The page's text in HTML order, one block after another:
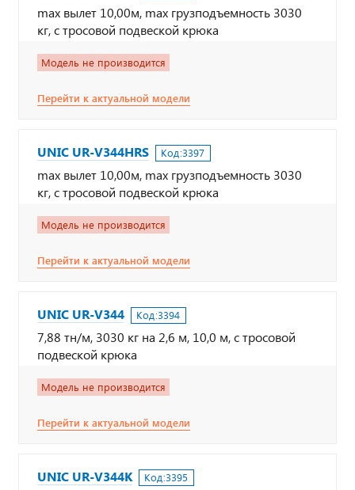
max вылет 10,00м, max грузподъемность 3030
кг, с тросовой подвеской крюка
Модель не производится
Перейти к актуальной модели
UNIC UR-V344НRS Код:3397
max вылет 10,00м, max грузподъемность 3030
кг, с тросовой подвеской крюка
Модель не производится
Перейти к актуальной модели
UNIC UR-V344 Код:3394
7,88 тн/м, 3030 кг на 2,6 м, 10,0 м, с тросовой
подвеской крюка
Модель не производится
Перейти к актуальной модели
UNIC UR-V344К Код:3395